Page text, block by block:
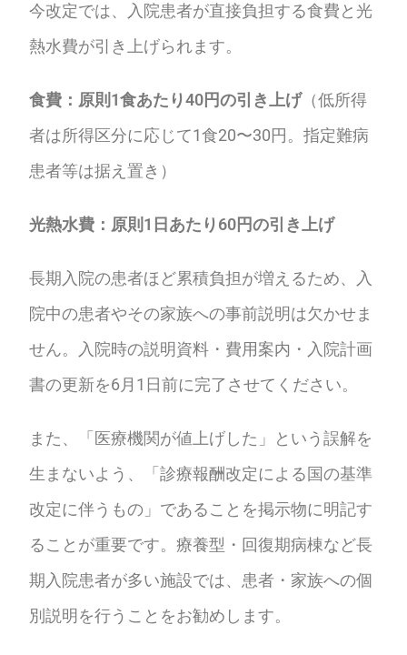
今改定では、入院患者が直接負担する食費と光
熱水費が引き上げられます。
食費：原則1食あたり40円の引き上げ（低所得
者は所得区分に応じて1食20〜30円。指定難病
患者等は据え置き）
光熱水費：原則1日あたり60円の引き上げ
長期入院の患者ほど累積負担が増えるため、入
院中の患者やその家族への事前説明は欠かせま
せん。入院時の説明資料・費用案内・入院計画
書の更新を6月1日前に完了させてください。
また、「医療機関が値上げした」という誤解を
生まないよう、「診療報酬改定による国の基準
改定に伴うもの」であることを掲示物に明記す
ることが重要です。療養型・回復期病棟など長
期入院患者が多い施設では、患者・家族への個
別説明を行うことをお勧めします。